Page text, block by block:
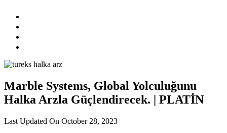
Marble Systems, Global Yolculuğunu
Halka Arzla Güçlendirecek. | PLATİN
Last Updated On October 28, 2023